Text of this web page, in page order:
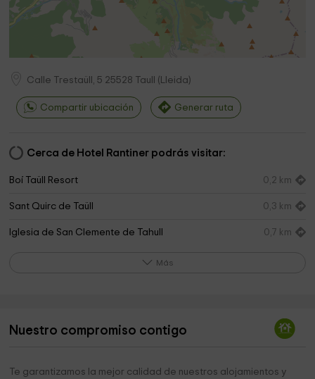
Calle Trestaüll, 5 25528 Taull ( Lleida)
Compartir ubicación Generar ruta
Cerca de Hotel Rantiner podrás visitar:
Boí Taüll Resort 0,2 km
Sant Quirc de Taüll 0,3 km
Iglesia de San Clemente de Tahull 0,7 km
Iglesia de Sant Joan 2,0 km
Más
Nuestro compromiso contigo
Te garantizamos la mejor calidad de nuestros alojamientos y